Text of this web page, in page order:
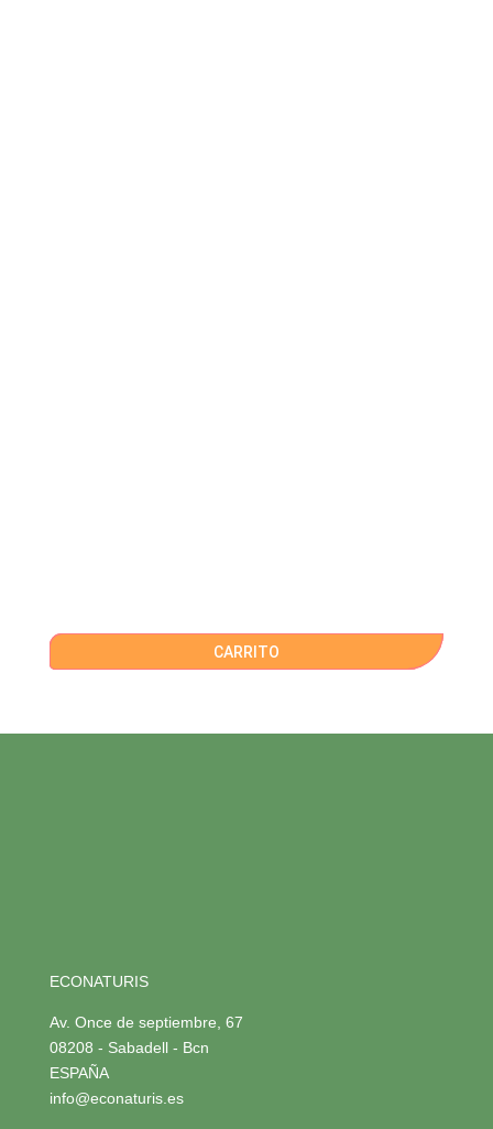
CARRITO
ECONATURIS
Av. Once de septiembre, 67
08208 - Sabadell - Bcn
ESPAÑA
info@econaturis.es